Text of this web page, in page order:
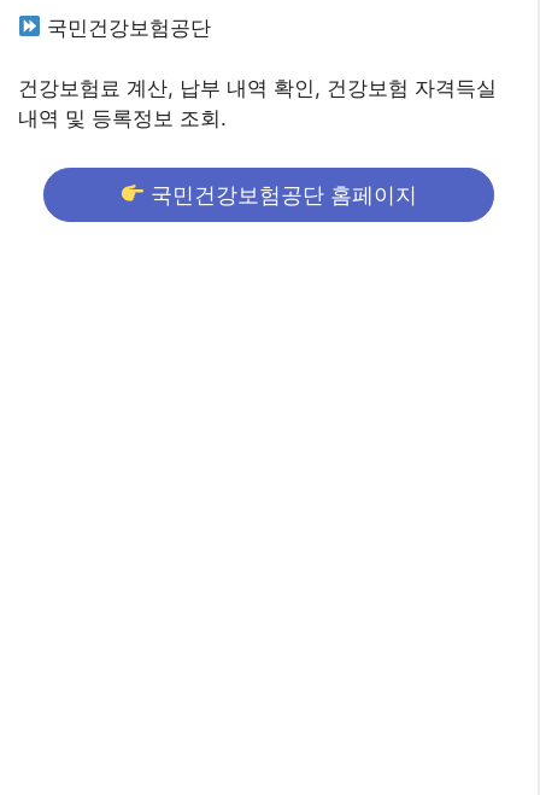
국민건강보험공단
건강보험료 계산, 납부 내역 확인, 건강보험 자격득실
내역 및 등록정보 조회.
국민건강보험공단 홈페이지